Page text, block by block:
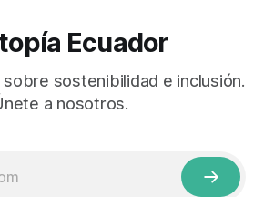
Ecuador
sobre sostenibilidad e inclusión.
a nosotros.